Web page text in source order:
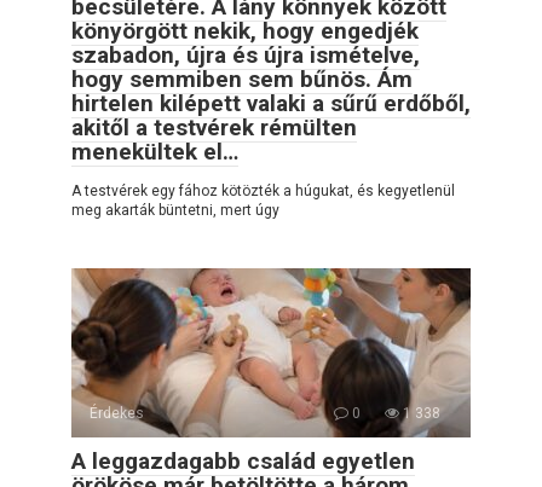
becsületére. A lány könnyek között
könyörgött nekik, hogy engedjék
szabadon, újra és újra ismételve,
hogy semmiben sem bűnös. Ám
hirtelen kilépett valaki a sűrű erdőből,
akitől a testvérek rémülten
menekültek el…
A testvérek egy fához kötözték a húgukat, és kegyetlenül
meg akarták büntetni, mert úgy
Érdekes 0 1 338
A leggazdagabb család egyetlen